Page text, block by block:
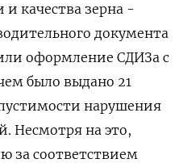
и качества зерна -
документа
оформление СДИЗа с
было выдано 21
нарушения
Несмотря на это,
за соответствием